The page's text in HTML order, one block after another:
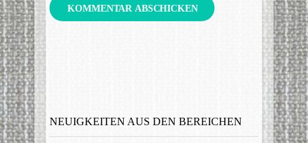
NEUIGKEITEN AUS DEN BEREICHEN